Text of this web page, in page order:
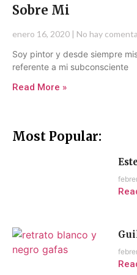
Sobre Mi
enero 16, 2020
No hay
Soy pintor y desde siempre
referente a mi subconsciente
Read More »
Most Popular: